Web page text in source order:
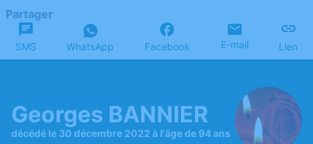
Partager
SMS WhatsApp Facebook E-mail Lien
Georges BANNIER
décédé le 30 décembre 2022 à l'âge de 94 ans